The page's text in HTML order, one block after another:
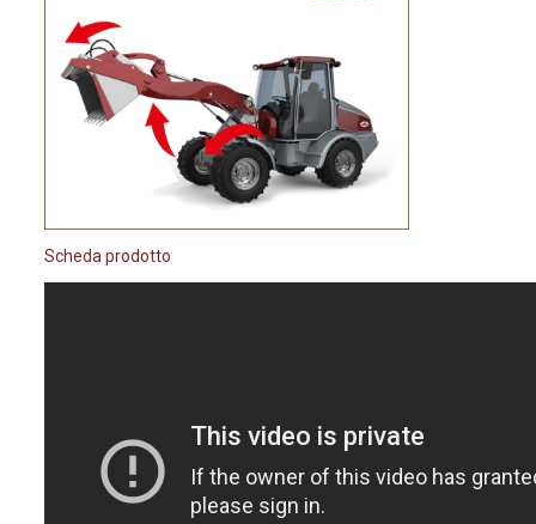
Scheda prodotto